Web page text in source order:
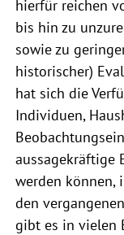
hierfür reichen
bis hin zu
sowie zu
historischer)
hat sich die
Individuen,
aussagekräftige
werden können,
den
gibt es in vielen